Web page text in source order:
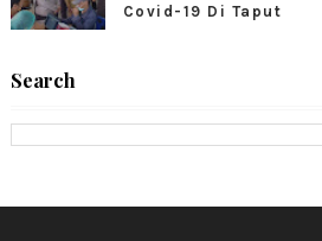
Covid-19 Di Taput
Search